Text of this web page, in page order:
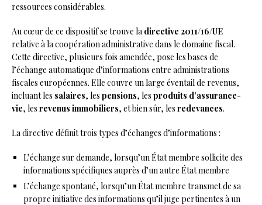
ressources considérables.
Au cœur de ce dispositif se trouve la directive 2011/16/UE
relative à la coopération administrative dans le domaine fiscal.
Cette directive, plusieurs fois amendée, pose les bases de
l’échange automatique d’informations entre administrations
fiscales européennes. Elle couvre un large éventail de revenus,
incluant les salaires, les pensions, les produits d’assurance-
vie, les revenus immobiliers, et bien sûr, les redevances.
La directive définit trois types d’échanges d’informations :
L’échange sur demande, lorsqu’un État membre sollicite des
informations spécifiques auprès d’un autre État membre
L’échange spontané, lorsqu’un État membre transmet de sa
propre initiative des informations qu’il juge pertinentes à un